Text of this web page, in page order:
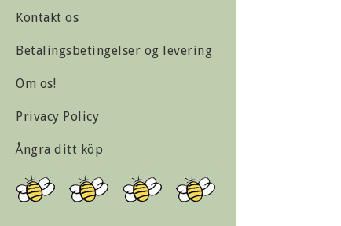
Kontakt os
Betalingsbetingelser og levering
Om os!
Privacy Policy
Ångra ditt köp